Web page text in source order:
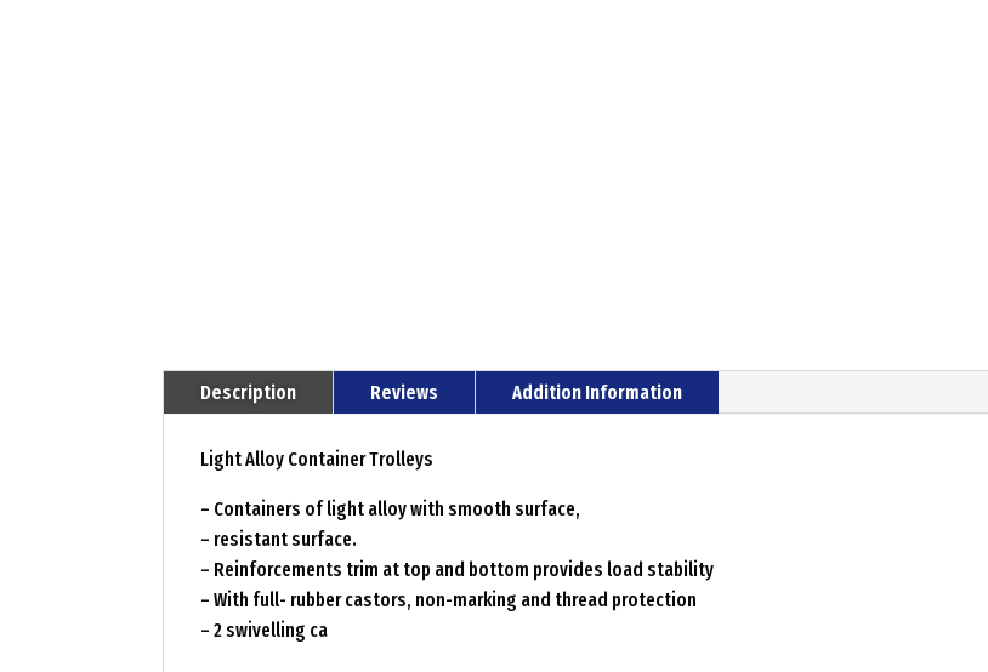
Description Reviews Addition Information
Light Alloy Container Trolleys
– Containers of light alloy with smooth surface,
– resistant surface.
– Reinforcements trim at top and bottom provides load stability
– With full- rubber castors, non-marking and thread protection
– 2 swivelling ca